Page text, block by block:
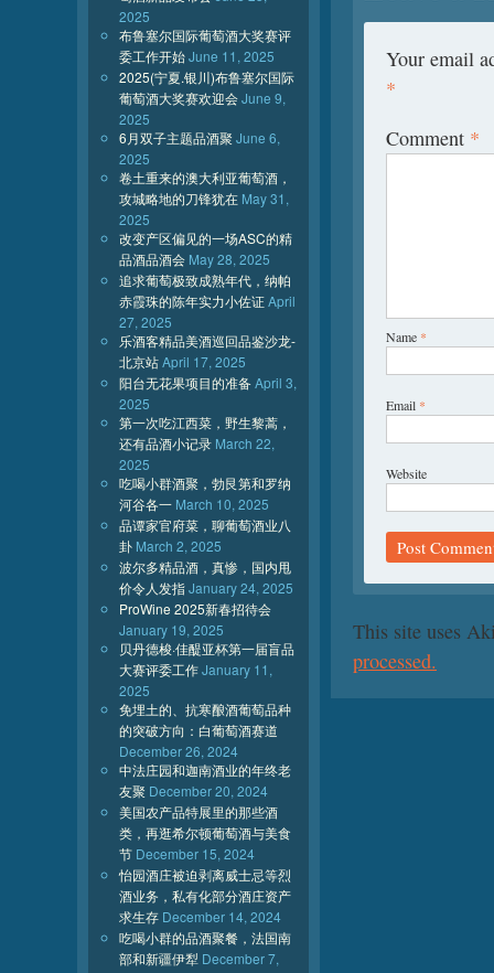
Your email
*
Comment *
Name *
Email *
Website
This site uses
processed.
2025
布鲁塞尔国际葡萄酒大奖赛评
委工作开始June 11, 2025
2025(宁夏.银川)布鲁塞尔国际
葡萄酒大奖赛欢迎会June 9,
2025
6月双子主题品酒聚 June 6,
2025
卷土重来的澳大利亚葡萄酒，
攻城略地的刀锋犹在 May 31,
2025
改变产区偏见的一场ASC的精
品酒品酒会 May 28, 2025
追求葡萄极致成熟年代，纳帕
赤霞珠的陈年实力小佐证April
27, 2025
乐酒客精品美酒巡回品鉴沙龙-
北京站April 17, 2025
阳台无花果项目的准备April 3,
2025
第一次吃江西菜，野生黎蒿，
还有品酒小记录 March 22,
2025
吃喝小群酒聚，勃艮第和罗纳
河谷各一 March 10, 2025
品谭家官府菜，聊葡萄酒业八
卦 March 2, 2025
波尔多精品酒，真惨，国内甩
价令人发指January 24, 2025
ProWine 2025新春招待会
January 19, 2025
贝丹德梭·佳醍亚杯第一届盲品
大赛评委工作January 11,
2025
免埋土的、抗寒酿酒葡萄品种
的突破方向：白葡萄酒赛道
December 26, 2024
中法庄园和迦南酒业的年终老
友聚 December 20, 2024
美国农产品特展里的那些酒
类，再逛希尔顿葡萄酒与美食
节 December 15, 2024
怡园酒庄被迫剥离威士忌等烈
酒业务，私有化部分酒庄资产
求生存 December 14, 2024
吃喝小群的品酒聚餐，法国南
部和新疆伊犁 December 7,